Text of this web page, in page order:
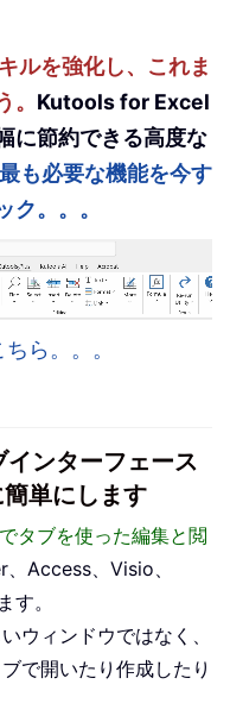
ルを強化し、これま
Kutools for Excel
に節約できる高度な
最も必要な機能を今す
ク。。。
ら。。。
ンターフェース
単にします
タブを使った編集と閲
Access、Visio、
す。
ウィンドウではなく、
で開いたり作成したり